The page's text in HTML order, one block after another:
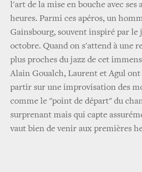
l'art de la mise en bouche avec ses
heures. Parmi ces apéros, un
Gainsbourg, souvent inspiré par le
octobre. Quand on s'attend à une
plus proches du jazz de cet
Alain Goualch, Laurent et Agul
partir sur une improvisation des
comme le "point de départ" du
surprenant mais qui capte
vaut bien de venir aux premières